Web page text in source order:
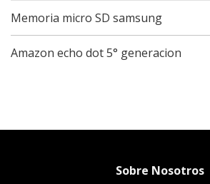
Memoria micro SD samsung
Amazon echo dot 5° generacion
Sobre Nosotros